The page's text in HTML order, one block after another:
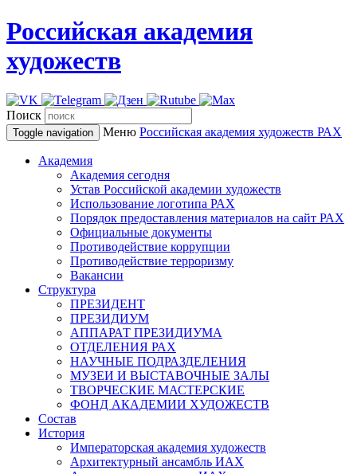
Российская академия
художеств
Поиск
Toggle navigation Меню Российская академия художеств РАХ
Академия
Академия сегодня
Устав Российской академии художеств
Использование логотипа РАХ
Порядок предоставления материалов на сайт РАХ
Официальные документы
Противодействие коррупции
Противодействие терроризму
Вакансии
Структура
ПРЕЗИДЕНТ
ПРЕЗИДИУМ
АППАРАТ ПРЕЗИДИУМА
ОТДЕЛЕНИЯ РАХ
НАУЧНЫЕ ПОДРАЗДЕЛЕНИЯ
МУЗЕИ И ВЫСТАВОЧНЫЕ ЗАЛЫ
ТВОРЧЕСКИЕ МАСТЕРСКИЕ
ФОНД АКАДЕМИИ ХУДОЖЕСТВ
Состав
История
Императорская академия художеств
Архитектурный ансамбль ИАХ